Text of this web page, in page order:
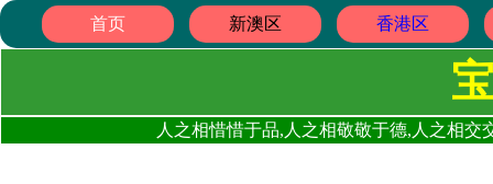
首页 新澳区 香港区
人之相惜惜于品,人之相敬敬于德,人之相